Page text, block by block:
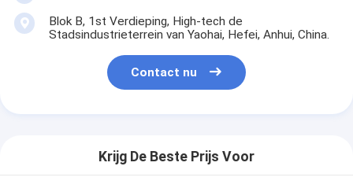
Blok B, 1st Verdieping, High-tech de
Stadsindustrieterrein van Yaohai, Hefei, Anhui, China.
Contact nu
Krijg De Beste Prijs Voor